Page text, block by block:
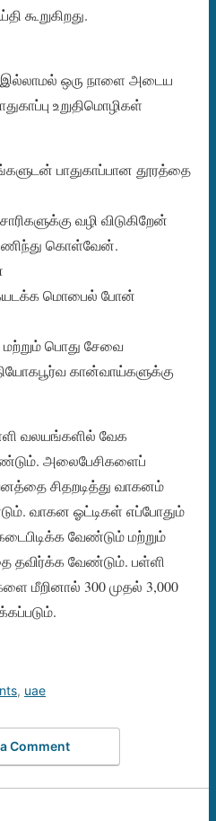
கூறுகிறது.
இல்லாமல் ஒரு நாளை அடைய
உறுதிமொழிகள்
பாதுகாப்பான தூரத்தை
வழி விடுகிறேன்
கொள்வேன்.
மொபைல் போன்
பொது சேவை
கான்வாய்களுக்கு
வலயங்களில் வேக
அலைபேசிகளைப்
சிதறடித்து வாகனம்
வாகன ஓட்டிகள் எப்போதும்
வேண்டும் மற்றும்
தவிர்க்க வேண்டும். பள்ளி
மீறினால் 300 முதல் 3,000
, uae
Comment